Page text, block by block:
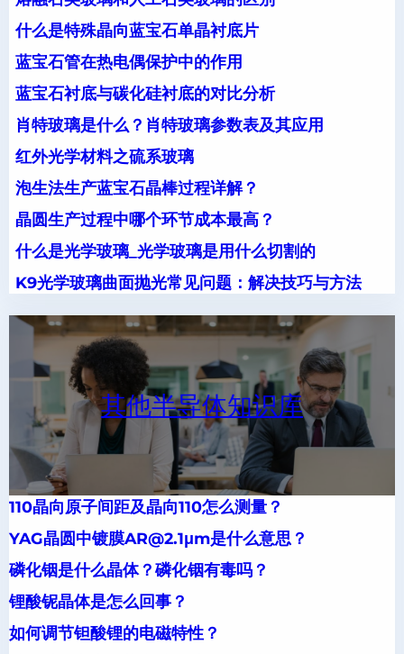
什么是特殊晶向蓝宝石单晶衬底片
蓝宝石管在热电偶保护中的作用
蓝宝石衬底与碳化硅衬底的对比分析
肖特玻璃是什么？肖特玻璃参数表及其应用
红外光学材料之硫系玻璃
泡生法生产蓝宝石晶棒过程详解？
晶圆生产过程中哪个环节成本最高？
什么是光学玻璃_光学玻璃是用什么切割的
K9光学玻璃曲面抛光常见问题：解决技巧与方法
其他半导体知识库
110晶向原子间距及晶向110怎么测量？
YAG晶圆中镀膜AR@2.1μm是什么意思？
磷化铟是什么晶体？磷化铟有毒吗？
锂酸铌晶体是怎么回事？
如何调节钽酸锂的电磁特性？